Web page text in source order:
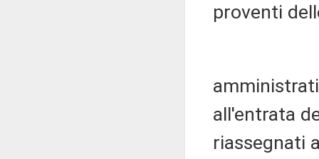
proventi
all'entrata
riassegnati